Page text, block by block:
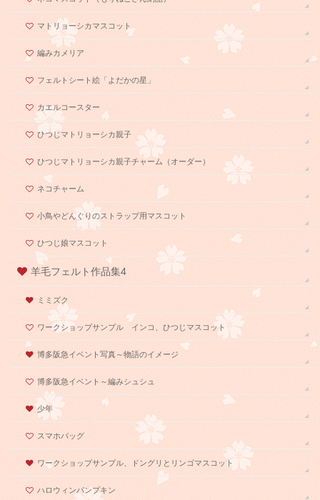
マトリョーシカマスコット
編みカメリア
フェルトシート絵「よだかの星」
カエルコースター
ひつじマトリョーシカ親子
ひつじマトリョーシカ親子チャーム（オーダー）
ネコチャーム
小鳥やどんぐりのストラップ用マスコット
ひつじ娘マスコット
羊毛フェルト作品集4
ミミズク
ワークショップサンプル インコ、ひつじマスコット
博多阪急イベント写真～物語のイメージ
博多阪急イベント～編みシュシュ
少年
スマホバッグ
ワークショップサンプル、ドングリとリンゴマスコット
ハロウィンパンプキン